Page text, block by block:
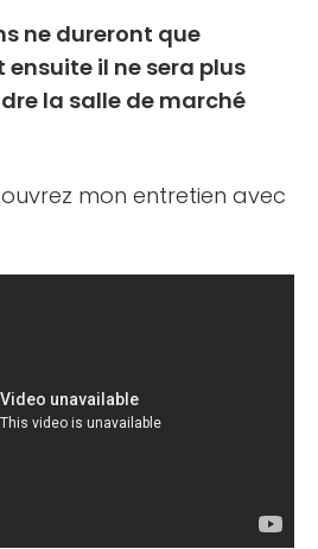
ne dureront que
ensuite il ne sera plus
la salle de marché
mon entretien avec